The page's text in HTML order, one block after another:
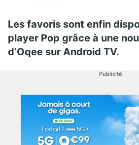
Les favoris sont enfin
player Pop grâce à une
d’Oqee sur Android TV.
Publicité